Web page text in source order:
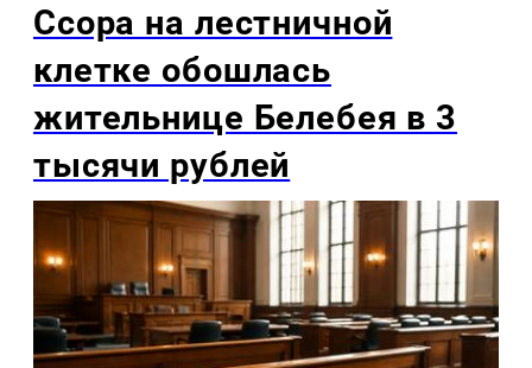
Ссора на лестничной
клетке обошлась
жительнице Белебея в 3
тысячи рублей